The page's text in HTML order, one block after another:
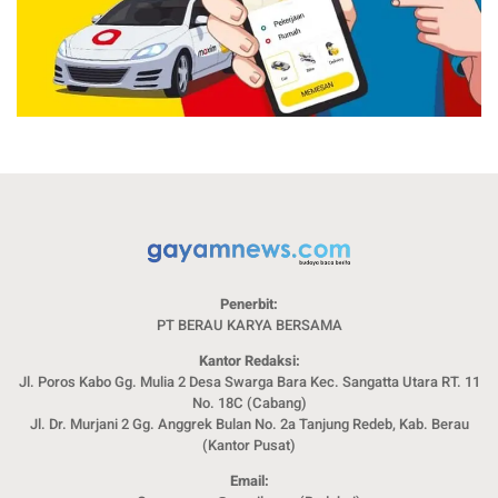
Penerbit:
PT BERAU KARYA BERSAMA
Kantor Redaksi:
Jl. Poros Kabo Gg. Mulia 2 Desa Swarga Bara Kec. Sangatta Utara RT. 11
No. 18C (Cabang)
Jl. Dr. Murjani 2 Gg. Anggrek Bulan No. 2a Tanjung Redeb, Kab. Berau
(Kantor Pusat)
Email: